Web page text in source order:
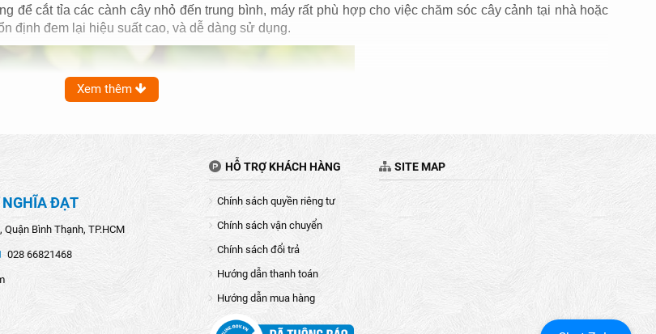
để cắt tỉa các cành cây nhỏ đến trung bình, máy rất phù hợp cho việc chăm sóc cây cảnh tại nhà hoặc
định đem lại hiệu suất cao, và dễ dàng sử dụng.
Xem thêm
NGHĨA ĐẠT
Bình Thạnh, TP.HCM
028 66821468
HỖ TRỢ KHÁCH HÀNG
Chính sách quyền riêng tư
Chính sách vận chuyển
Chính sách đổi trả
Hướng dẫn thanh toán
Hướng dẫn mua hàng
SITE MAP